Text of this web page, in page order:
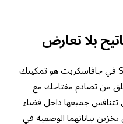
بلا تعارض
السبب الرئيسي لوجود النوع Symbol في جافاسكربت هو تمكينك
من تصادم مفتاحك مع
جميعها داخل فضاء
بياناتهما الوصفية في